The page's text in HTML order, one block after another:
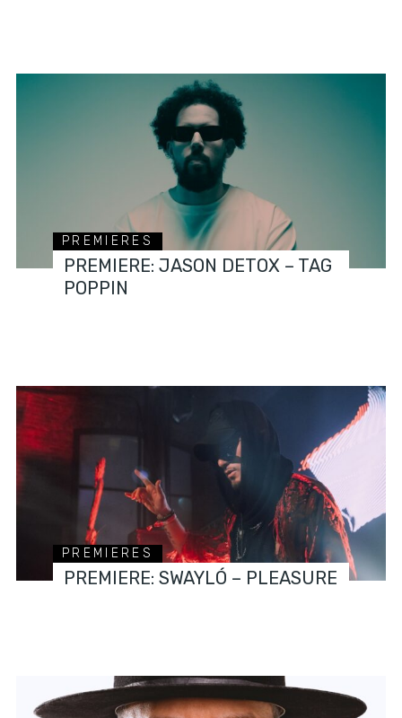
PREMIERES
PREMIERE: JASON DETOX – TAG
POPPIN
PREMIERES
PREMIERE: SWAYLÓ – PLEASURE